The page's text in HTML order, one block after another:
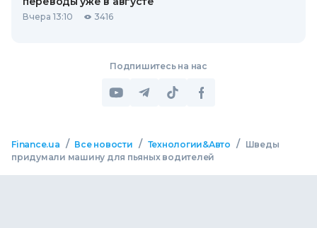
Вчера 13:10 3416
Подпишитесь на нас
Finance.ua / Все новости / Технологии&Авто /
Шведы
придумали машину для пьяных водителей